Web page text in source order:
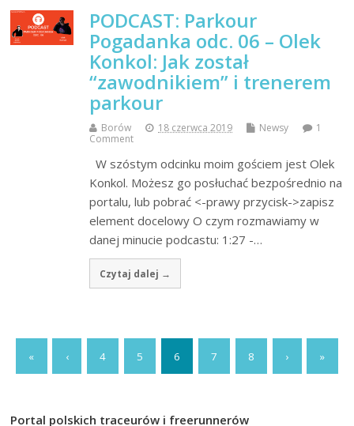
PODCAST: Parkour
Pogadanka odc. 06 – Olek
Konkol: Jak został
“zawodnikiem” i trenerem
parkour
Borów 18 czerwca 2019 Newsy
1
Comment
W szóstym odcinku moim gościem jest Olek
Konkol. Możesz go posłuchać bezpośrednio na
portalu, lub pobrać <-prawy przycisk->zapisz
element docelowy O czym rozmawiamy w
danej minucie podcastu: 1:27 -…
Czytaj dalej →
« ‹ 4 5 6 7 8 › »
Portal polskich traceurów i freerunnerów